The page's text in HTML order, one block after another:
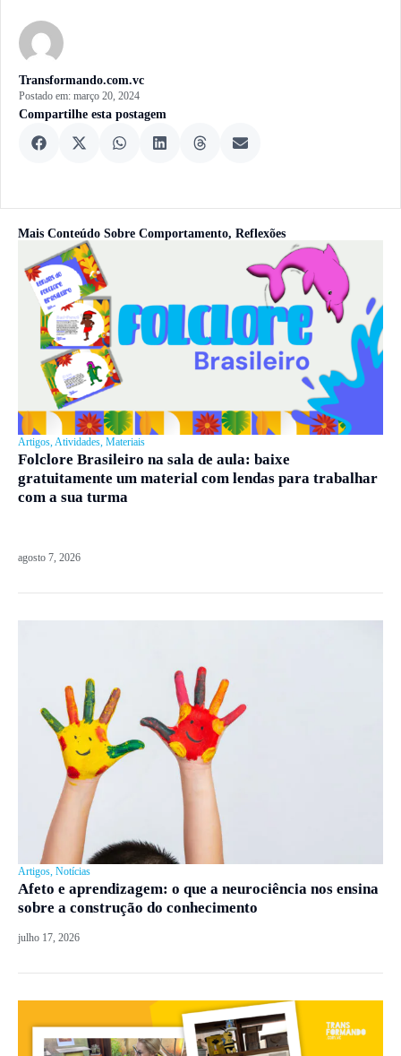
Transformando.com.vc
Postado em: março 20, 2024
Compartilhe esta postagem
Mais Conteúdo Sobre Comportamento, Reflexões
Artigos Atividades Materiais
Folclore Brasileiro na sala de aula: baixe
gratuitamente um material com lendas para trabalhar
com a sua turma
agosto 7, 2026
Artigos, Notícias
Afeto e aprendizagem: o que a neurociência nos ensina
sobre a construção do conhecimento
julho 17, 2026